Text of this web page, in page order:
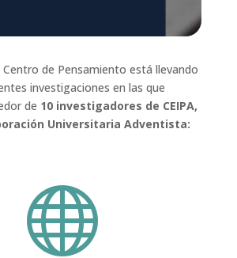
de Pensamiento está llevando
investigaciones en las que
de 10 investigadores de CEIPA,
Universitaria Adventista:
